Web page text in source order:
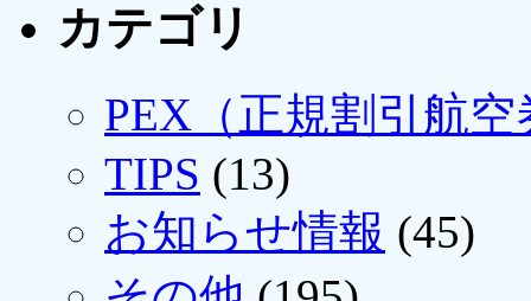
カテゴリ
PEX（正規割引航空
TIPS (13)
お知らせ情報 (45)